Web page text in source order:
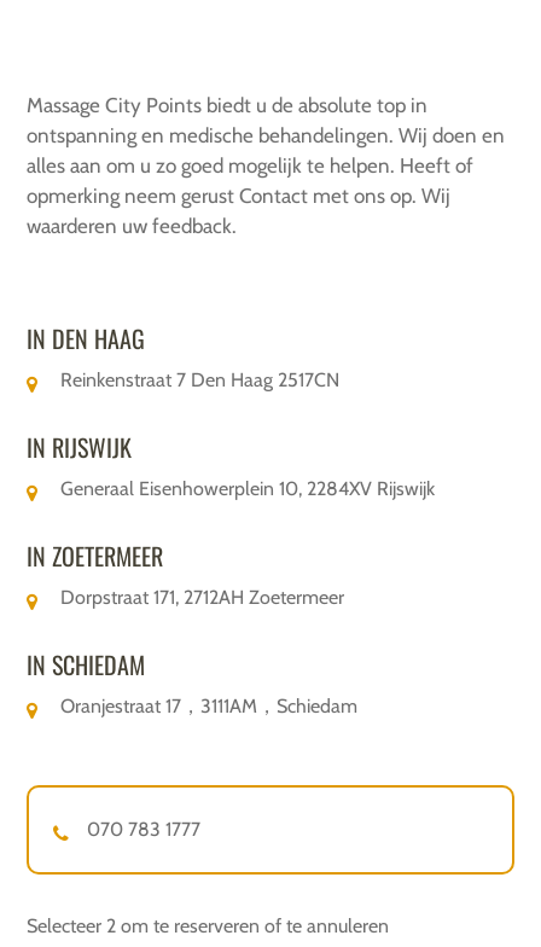
Massage City Points biedt u de absolute top in
ontspanning en medische behandelingen. Wij doen en
alles aan om u zo goed mogelijk te helpen. Heeft of
opmerking neem gerust Contact met ons op. Wij
waarderen uw feedback.
IN DEN HAAG
Reinkenstraat 7 Den Haag 2517CN
IN RIJSWIJK
Generaal Eisenhowerplein 10, 2284XV Rijswijk
IN ZOETERMEER
Dorpstraat 171, 2712AH Zoetermeer
IN SCHIEDAM
Oranjestraat 17，3111AM，Schiedam
070 783 1777
Selecteer 2 om te reserveren of te annuleren